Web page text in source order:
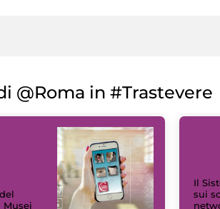
@Roma in #Trastevere
Musei
Il
sui